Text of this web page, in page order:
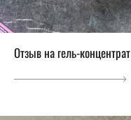
Отзыв на гель-